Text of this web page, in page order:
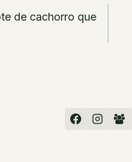
de cachorro que